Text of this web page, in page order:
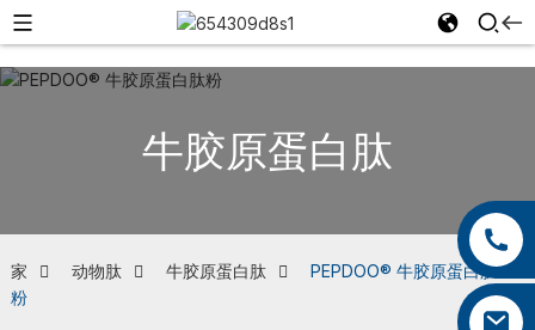
+86 13959222339
+86 0592 5599526
牛胶原蛋白肽
家 动物肽 牛胶原蛋白肽
PEPDOO® 牛胶原蛋白肽
粉